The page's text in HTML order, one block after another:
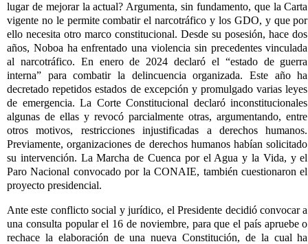
lugar de mejorar la actual? Argumenta, sin fundamento, que la Carta
vigente no le permite combatir el narcotráfico y los GDO, y que por
ello necesita otro marco constitucional. Desde su posesión, hace dos
años, Noboa ha enfrentado una violencia sin precedentes vinculada
al narcotráfico. En enero de 2024 declaró el “estado de guerra
interna” para combatir la delincuencia organizada. Este año ha
decretado repetidos estados de excepción y promulgado varias leyes
de emergencia. La Corte Constitucional declaró inconstitucionales
algunas de ellas y revocó parcialmente otras, argumentando, entre
otros motivos, restricciones injustificadas a derechos humanos.
Previamente, organizaciones de derechos humanos habían solicitado
su intervención. La Marcha de Cuenca por el Agua y la Vida, y el
Paro Nacional convocado por la CONAIE, también cuestionaron el
proyecto presidencial.
Ante este conflicto social y jurídico, el Presidente decidió convocar a
una consulta popular el 16 de noviembre, para que el país apruebe o
rechace la elaboración de una nueva Constitución, de la cual ha